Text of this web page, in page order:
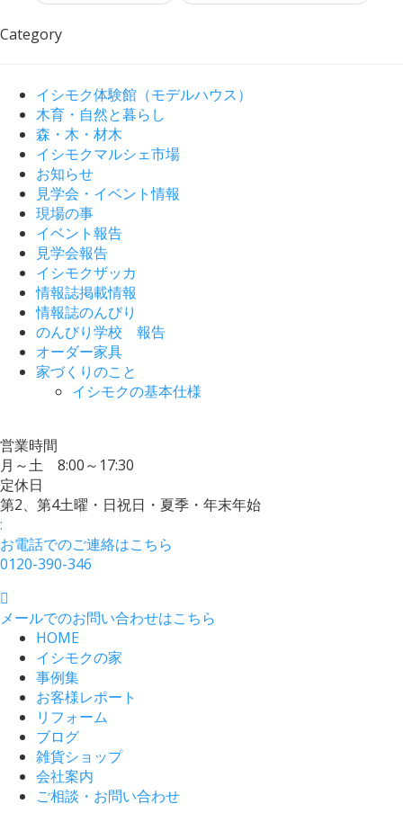
Category
イシモク体験館（モデルハウス）
木育・自然と暮らし
森・木・材木
イシモクマルシェ市場
お知らせ
見学会・イベント情報
現場の事
イベント報告
見学会報告
イシモクザッカ
情報誌掲載情報
情報誌のんびり
のんびり学校 報告
オーダー家具
家づくりのこと
イシモクの基本仕様
営業時間
月～土 8:00～17:30
定休日
第2、第4土曜・日祝日・夏季・年末年始
:
お電話でのご連絡はこちら
0120-390-346
メールでのお問い合わせはこちら
HOME
イシモクの家
事例集
お客様レポート
リフォーム
ブログ
雑貨ショップ
会社案内
ご相談・お問い合わせ